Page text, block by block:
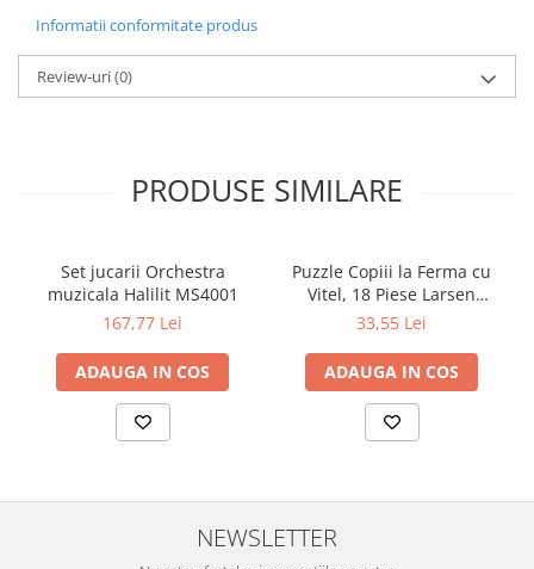
Informatii conformitate produs
Review-uri(0)
PRODUSE SIMILARE
Set jucarii Orchestra
muzicala Halilit MS4001
167,77 Lei
ADAUGA IN COS
Puzzle Copiii la Ferma cu
Vitel, 18 Piese Larsen
LRBM6
33,55 Lei
ADAUGA IN COS
NEWSLETTER